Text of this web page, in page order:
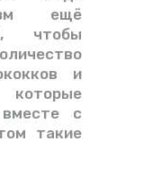
ещё
чтобы
и
с
такие